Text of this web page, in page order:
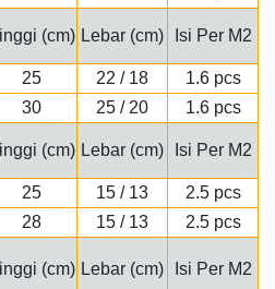
(cm) Lebar (cm) Isi Per M2
25 22 / 18
1.6 pcs
30 25 / 20
1.6 pcs
(cm) Lebar (cm) Isi Per M2
25 15 / 13
2.5 pcs
28 15 / 13
2.5 pcs
(cm) Lebar (cm) Isi Per M2